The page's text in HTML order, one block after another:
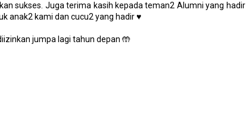
sukses. Juga terima kasih kepada teman2 Alumni yang hadir
anak2 kami dan cucu2 yang hadir ♥️
jumpa lagi tahun depan 🤲